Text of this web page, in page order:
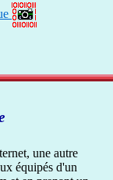
une autre
équipés d'un